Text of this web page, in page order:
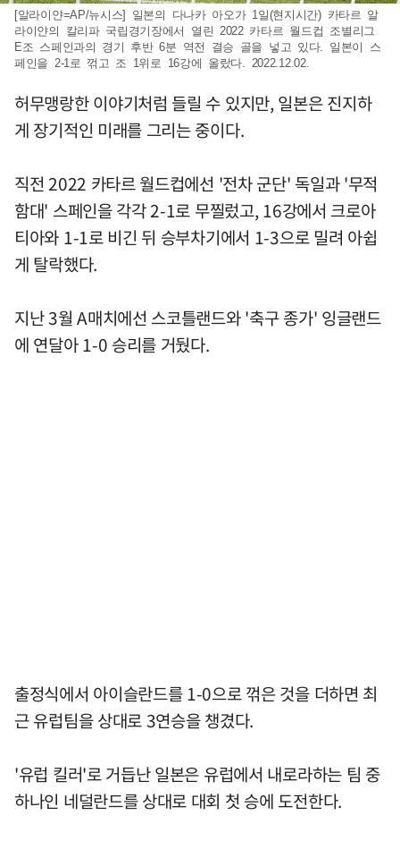
[알라이얀=AP/뉴시스] 일본의 다나카 아오가 1일(현지시간) 카타르 알
라이얀의 칼리파 국립경기장에서 열린 2022 카타르 월드컵 조별리그
E조 스페인과의 경기 후반 6분 역전 결승 골을 넣고 있다. 일본이 스
페인을 2-1로 꺾고 조 1위로 16강에 올랐다. 2022.12.02.
허무맹랑한 이야기처럼 들릴 수 있지만, 일본은 진지하
게 장기적인 미래를 그리는 중이다.
직전 2022 카타르 월드컵에선 '전차 군단' 독일과 '무적
함대' 스페인을 각각 2-1로 무찔렀고, 16강에서 크로아
티아와 1-1로 비긴 뒤 승부차기에서 1-3으로 밀려 아쉽
게 탈락했다.
지난 3월 A매치에선 스코틀랜드와 '축구 종가' 잉글랜드
에 연달아 1-0 승리를 거뒀다.
출정식에서 아이슬란드를 1-0으로 꺾은 것을 더하면 최
근 유럽팀을 상대로 3연승을 챙겼다.
'유럽 킬러'로 거듭난 일본은 유럽에서 내로라하는 팀 중
하나인 네덜란드를 상대로 대회 첫 승에 도전한다.